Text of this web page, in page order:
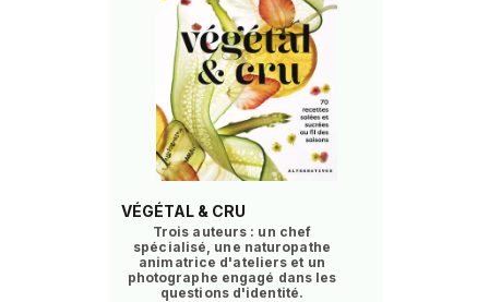
VÉGÉTAL & CRU
Trois auteurs : un chef
spécialisé, une naturopathe
animatrice d'ateliers et un
photographe engagé dans les
questions d'identité.